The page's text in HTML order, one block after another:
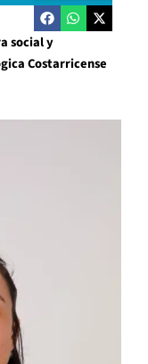
social y
Costarricense